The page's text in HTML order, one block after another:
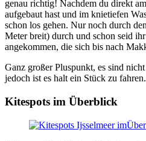
genau richtig! Nachdem du direkt
aufgebaut hast und im knietiefen
schon los gehen. Nur noch durch
Meter breit) durch und schon seid
angekommen, die sich bis nach
Ganz großer Pluspunkt, es sind
jedoch ist es halt ein Stück zu fahren.
Kitespots im Überblick